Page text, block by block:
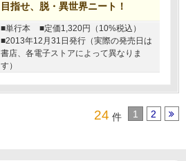
目指せ、脱・異世界ニート！
■単行本
■定価1,320円（10%税込）
■2013年12月31日発行（実際の発売日は
書店、各電子ストアによって異なりま
す）
24 件 1 2